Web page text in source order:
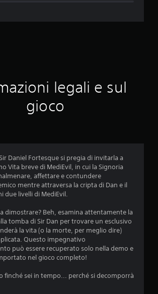
i
e
i
i
4
.
legali e sul
gioco
Daniel Fortesque si pregia di invitarla a
Vita breve di MediEvil, in cui la Signoria
affettare e contundere
mentre attraversa la cripta di Dan e il
due livelli di MediEvil.
dimostrare? Beh, esamina attentamente la
tomba di Sir Dan per trovare un esclusivo
la vita (o la morte, per meglio dire)
Questo impegnativo
può essere recuperato solo nella demo e
nel gioco completo!
finché sei in tempo... perché si decomporrà